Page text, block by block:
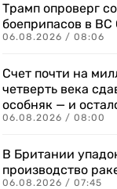
Трамп опроверг
боеприпасов в
06.08.2026 / 08:06
Счет почти на
четверть века
особняк — и
06.08.2026 / 08:00
В Британии
производство
06.08.2026 / 07:45